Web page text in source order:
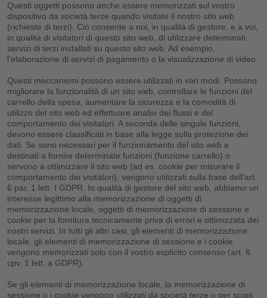
Questi oggetti possono anche essere memorizzati sul vostro
dispositivo da società terze quando visitate il nostro sito web
(richieste di terzi). Ciò consente a noi, in qualità di gestore, e a voi,
in qualità di visitatori di questo sito web, di utilizzare determinati
servizi di terzi installati su questo sito web. Ad esempio,
l’elaborazione di servizi di pagamento o la visualizzazione di video.
Questi meccanismi possono essere utilizzati in vari modi. Possono
migliorare la funzionalità di un sito web, controllare le funzioni del
carrello della spesa, aumentare la sicurezza e la comodità di
utilizzo del sito web ed effettuare analisi dei flussi e del
comportamento dei visitatori. A seconda delle singole funzioni,
devono essere classificati in base alla legge sulla protezione dei
dati. Se sono necessari per il funzionamento del sito web e
destinati a fornire determinate funzioni (funzione carrello) o
servono a ottimizzare il sito web (ad es. cookie per misurare il
comportamento dei visitatori), vengono utilizzati sulla base dell’art.
6 par. 1 lett. f GDPR. In qualità di gestore del sito web, abbiamo un
interesse legittimo alla memorizzazione di oggetti di
memorizzazione locale, oggetti di memorizzazione di sessione e
cookie per la fornitura tecnicamente priva di errori e ottimizzata dei
nostri servizi. In tutti gli altri casi, gli elementi di memorizzazione
locale, gli elementi di memorizzazione di sessione e i cookie
vengono memorizzati solo con il vostro esplicito consenso (art. 6
cpv. 1 lett. a GDPR).
Se gli elementi di memorizzazione locale, la memorizzazione di
sessione o i cookie vengono utilizzati da società terze o per scopi